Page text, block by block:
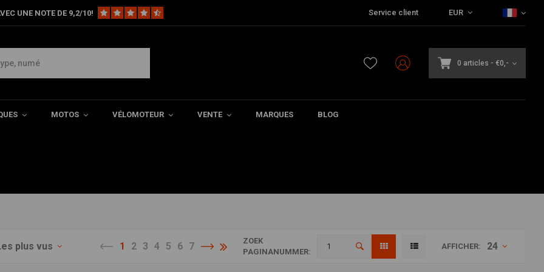
UNE NOTE DE 9,2/10! Service client EUR
0 articles - €0,-
MOTOS VÉLOMOTEUR VENTE MARQUES BLOG
comme son nom l’indique
rétro et sportif se font
cette fameuse moto avec
plus vus 1 2 3 4 5 6 7
ZOEK
PAGINANUMMER:
AFFICHER: 24